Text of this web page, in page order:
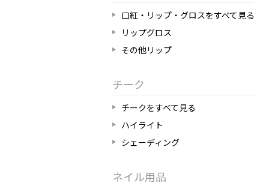
口紅・リップ・グロスをすべて見る
リップグロス
その他リップ
チーク
チークをすべて見る
ハイライト
シェーディング
ネイル用品